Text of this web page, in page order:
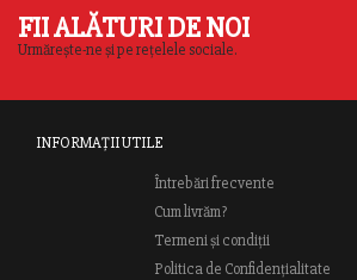
FII ALĂTURI DE NOI
Urmărește-ne și pe rețelele sociale.
INFORMAȚII UTILE
Întrebări frecvente
Cum livrăm?
Termeni și condiții
Politica de Confidențialitate